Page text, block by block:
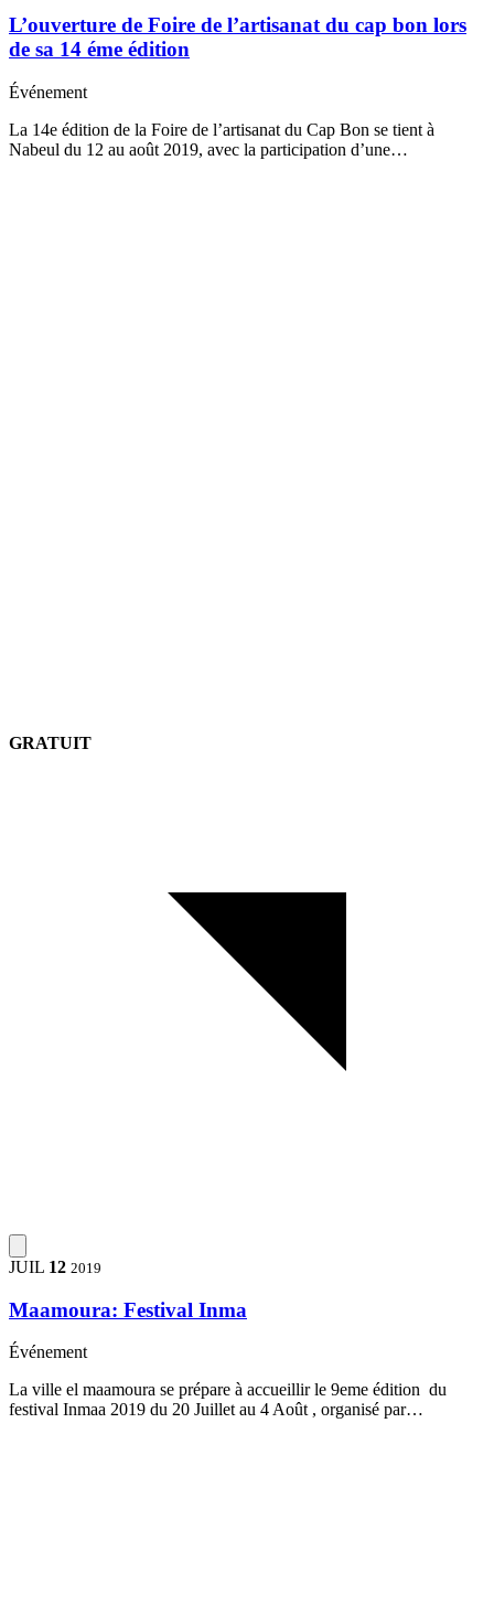
L’ouverture de Foire de l’artisanat du cap bon lors
de sa 14 éme édition
Événement
La 14e édition de la Foire de l’artisanat du Cap Bon se tient à
Nabeul du 12 au août 2019, avec la participation d’une…
GRATUIT
JUIL 12 2019
Maamoura: Festival Inma
Événement
La ville el maamoura se prépare à accueillir le 9eme édition du
festival Inmaa 2019 du 20 Juillet au 4 Août , organisé par…